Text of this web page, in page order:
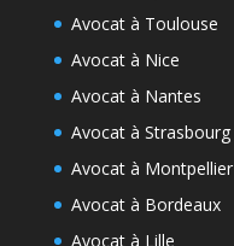
Avocat à Toulouse
Avocat à Nice
Avocat à Nantes
Avocat à Strasbourg
Avocat à Montpellier
Avocat à Bordeaux
Avocat à Lille